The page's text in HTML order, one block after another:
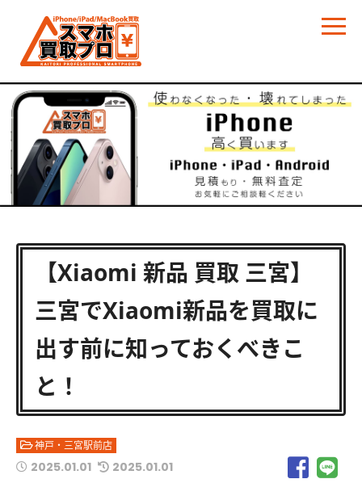
【Xiaomi 新品 買取 三宮】
三宮でXiaomi新品を買取に
出す前に知っておくべきこ
と！
神戸・三宮駅前店
2025.01.01 2025.01.01